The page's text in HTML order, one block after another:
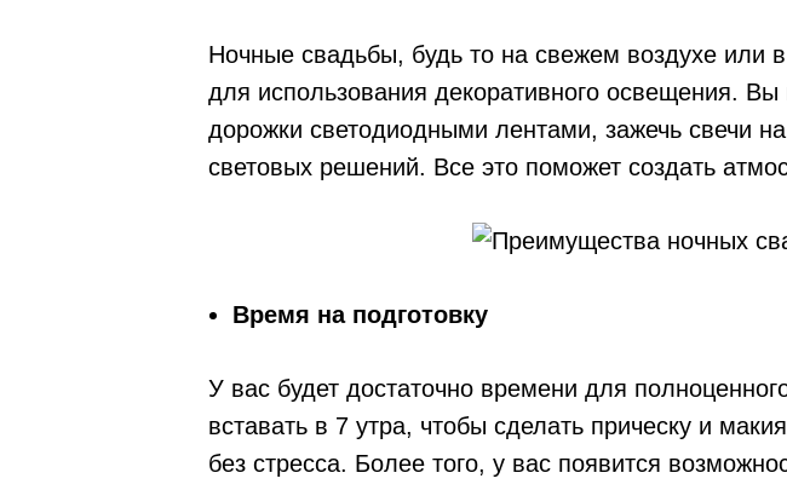
Ночные свадьбы, будь то на свежем воздухе или
для использования декоративного освещения.
дорожки светодиодными лентами, зажечь свечи
световых решений. Все это поможет создать
Время на подготовку
У вас будет достаточно времени для
вставать в 7 утра, чтобы сделать прическу и
без стресса. Более того, у вас появится